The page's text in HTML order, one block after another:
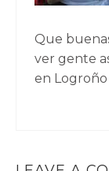
Que
ver gente
en Logroño